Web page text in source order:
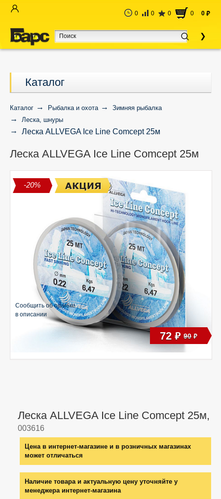
0 0 0 0 0 руб
Каталог
Каталог Рыбалка и охота
Зимняя рыбалка
Леска, шнуры
Леска ALLVEGA Ice Line Comcept 25м
Леска ALLVEGA Ice Line Comcept 25м
-20%
Леска ALLVEGA Ice Line Comcept 25м,
003616
Цена в интернет-магазине и в розничных магазинах
может отличаться
Наличие товара и актуальную цену уточняйте у
менеджера интернет-магазина
Сообщить об ошибке
в описании
72 руб 90 руб